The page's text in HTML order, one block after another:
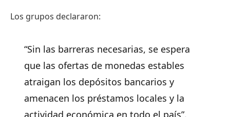
Los grupos declararon:
“Sin las barreras necesarias, se espera
que las ofertas de monedas estables
atraigan los depósitos bancarios y
amenacen los préstamos locales y la
actividad económica en todo el país”.